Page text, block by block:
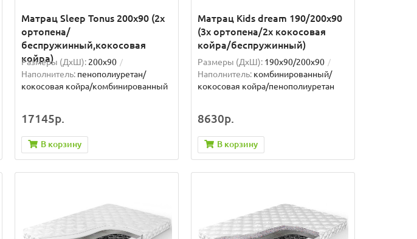
Матрац Sleep Tonus 200x90 (2x
ортопена/
беспружинный,кокосовая
койра)
Размеры (ДxШ): 200x90
Наполнитель: пенополиуретан/
кокосовая койра/комбинированный
17145р.
В корзину
Матрац Кids dream 190/200x90
(3x ортопена/2x кокосовая
койра/беспружинный)
Размеры (ДxШ): 190x90/200x90
Наполнитель: комбинированный/
кокосовая койра/пенополиуретан
8630р.
В корзину